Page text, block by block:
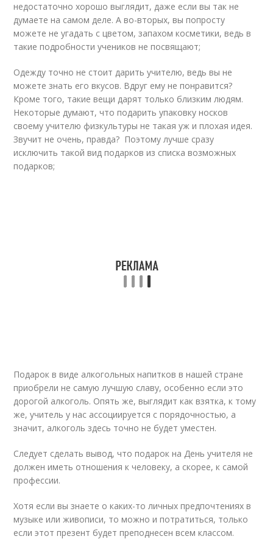
недостаточно хорошо выглядит, даже если вы так не
думаете на самом деле. А во-вторых, вы попросту
можете не угадать с цветом, запахом косметики, ведь в
такие подробности учеников не посвящают;
Одежду точно не стоит дарить учителю, ведь вы не
можете знать его вкусов. Вдруг ему не понравится?
Кроме того, такие вещи дарят только близким людям.
Некоторые думают, что подарить упаковку носков
своему учителю физкультуры не такая уж и плохая идея.
Звучит не очень, правда? Поэтому лучше сразу
исключить такой вид подарков из списка возможных
подарков;
Подарок в виде алкогольных напитков в нашей стране
приобрели не самую лучшую славу, особенно если это
дорогой алкоголь. Опять же, выглядит как взятка, к тому
же, учитель у нас ассоциируется с порядочностью, а
значит, алкоголь здесь точно не будет уместен.
Следует сделать вывод, что подарок на День учителя не
должен иметь отношения к человеку, а скорее, к самой
профессии.
Хотя если вы знаете о каких-то личных предпочтениях в
музыке или живописи, то можно и потратиться, только
если этот презент будет преподнесен всем классом.